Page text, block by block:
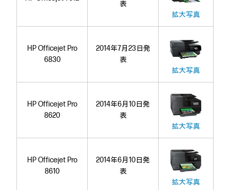
表
拡大写真
HP Officejet Pro
6830
2014年7月23日発
表
拡大写真
HP Officejet Pro
8620
2014年6月10日発
表
拡大写真
HP Officejet Pro
8610
2014年6月10日発
表
拡大写真